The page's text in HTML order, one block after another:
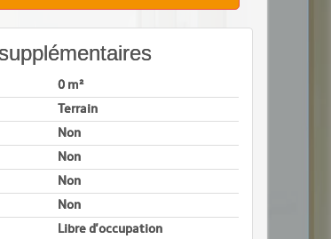
0 m²
Terrain
Non
Non
Non
Non
Libre d'occupation